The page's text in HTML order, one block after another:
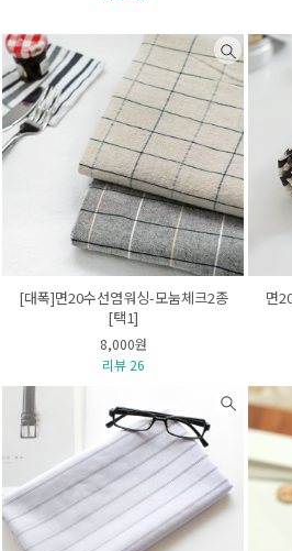
[대폭]면20수선염워싱-모눔체크2종
[택1]
8,000원
리뷰 26
면